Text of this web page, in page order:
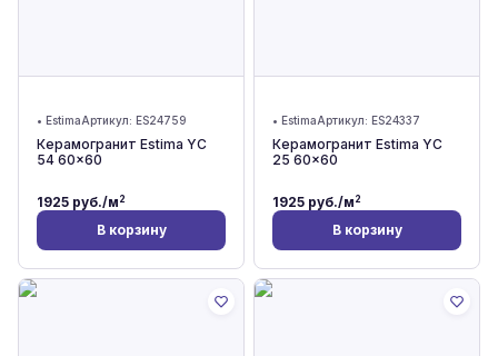
• EstimaАртикул: ES24759
Керамогранит Estima YC
54 60x60
1925 руб./м2
В корзину
• EstimaАртикул: ES24337
Керамогранит Estima YC
25 60x60
1925 руб./м2
В корзину